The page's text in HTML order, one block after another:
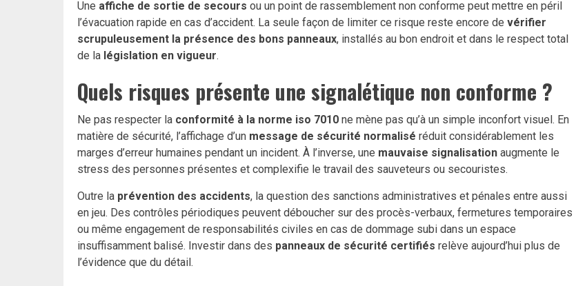
Une affiche de sortie de secours ou un point de rassemblement non conforme peut mettre en péril
l’évacuation rapide en cas d’accident. La seule façon de limiter ce risque reste encore de vérifier
scrupuleusement la présence des bons panneaux, installés au bon endroit et dans le respect total
de la législation en vigueur.
Quels risques présente une signalétique non conforme ?
Ne pas respecter la conformité à la norme iso 7010 ne mène pas qu’à un simple inconfort visuel. En
matière de sécurité, l’affichage d’un message de sécurité normalisé réduit considérablement les
marges d’erreur humaines pendant un incident. À l’inverse, une mauvaise signalisation augmente le
stress des personnes présentes et complexifie le travail des sauveteurs ou secouristes.
Outre la prévention des accidents, la question des sanctions administratives et pénales entre aussi
en jeu. Des contrôles périodiques peuvent déboucher sur des procès-verbaux, fermetures temporaires
ou même engagement de responsabilités civiles en cas de dommage subi dans un espace
insuffisamment balisé. Investir dans des panneaux de sécurité certifiés relève aujourd’hui plus de
l’évidence que du détail.